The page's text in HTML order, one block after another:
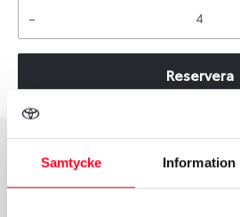
Samtycke Information
-
Reservera
Group
Fälg PV/C LM
Tum
20